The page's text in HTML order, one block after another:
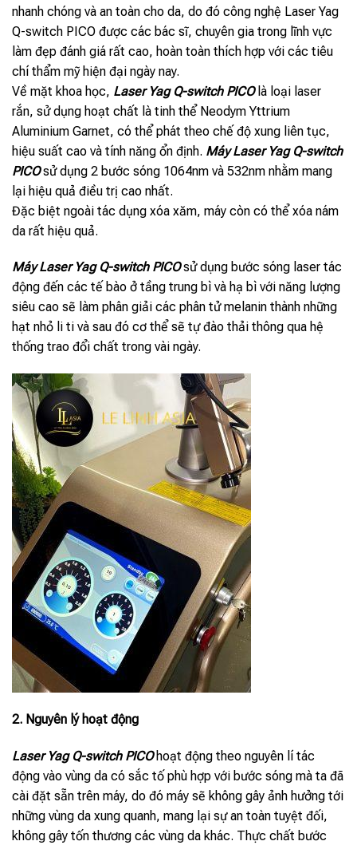
nhanh chóng và an toàn cho da, do đó công nghệ Laser Yag
Q-switch PICO được các bác sĩ, chuyên gia trong lĩnh vực
làm đẹp đánh giá rất cao, hoàn toàn thích hợp với các tiêu
chí thẩm mỹ hiện đại ngày nay.
Về mặt khoa học, Laser Yag Q-switch PICOlà loại laser
rắn, sử dụng hoạt chất là tinh thể Neodym Yttrium
Aluminium Garnet, có thể phát theo chế độ xung liên tục,
hiệu suất cao và tính năng ổn định. Máy Laser Yag Q-switch
PICOsử dụng 2 bước sóng 1064nm và 532nm nhằm mang
lại hiệu quả điều trị cao nhất.
Đặc biệt ngoài tác dụng xóa xăm, máy còn có thể xóa nám
da rất hiệu quả.
MáyLaser Yag Q-switch PICOsử dụng bước sóng laser tác
động đến các tế bào ở tầng trung bì và hạ bì với năng lượng
siêu cao sẽ làm phân giải các phân tử melanin thành những
hạt nhỏ li ti và sau đó cơ thể sẽ tự đào thải thông qua hệ
thống trao đổi chất trong vài ngày.
2. Nguyên lý hoạt động
Laser Yag Q-switch PICOhoạt động theo nguyên lí tác
động vào vùng da có sắc tố phù hợp với bước sóng mà ta đã
cài đặt sẵn trên máy, do đó máy sẽ không gây ảnh hưởng tới
những vùng da xung quanh, mang lại sự an toàn tuyệt đối,
không gây tốn thương các vùng da khác. Thực chất bước